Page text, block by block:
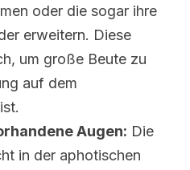
oder die sogar ihre
erweitern. Diese
um große Beute zu
auf dem
Augen: Die
in der aphotischen